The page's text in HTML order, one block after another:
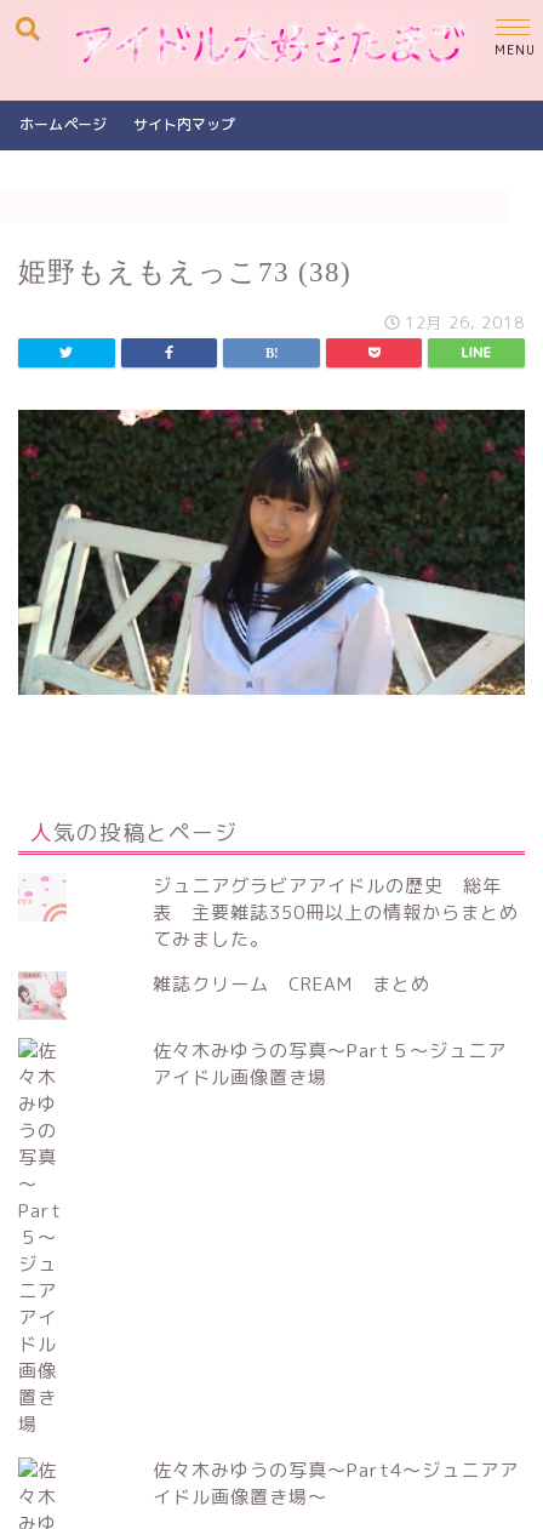
ホームページ サイト内マップ
姫野もえもえっこ73 (38)
12月 26, 2018
人気の投稿とページ
ジュニアグラビアアイドルの歴史 総年
表 主要雑誌350冊以上の情報からまとめ
てみました。
雑誌クリーム CREAM まとめ
佐々木みゆうの写真～Part５～ジュニア
アイドル画像置き場
佐々木みゆうの写真～Part4～ジュニアア
イドル画像置き場～